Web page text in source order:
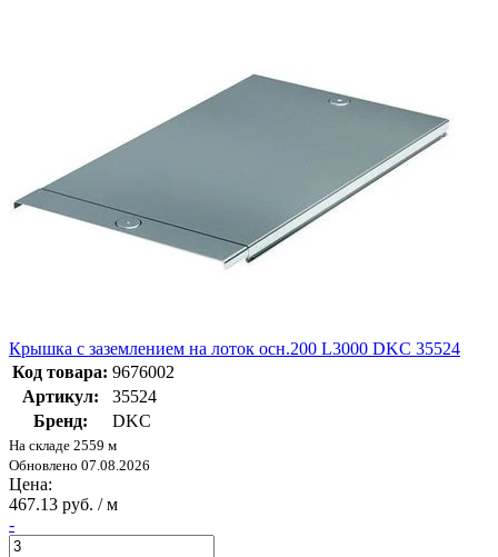
Крышка с заземлением на лоток осн.200 L3000 DKC 35524
Код товара: 9676002
Артикул:
35524
Бренд:
DKC
На складе 2559 м
Обновлено 07.08.2026
Цена:
467.13 руб. / м
-